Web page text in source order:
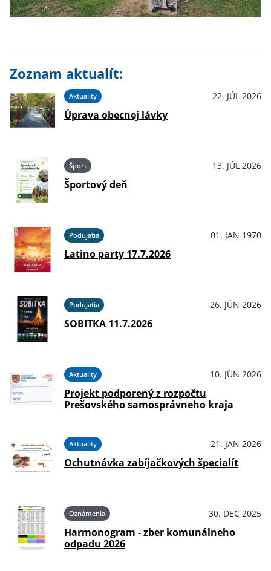
Zoznam aktualít:
Aktuality 22. JÚL 2026
Úprava obecnej lávky
Šport 13. JÚL 2026
Športový deň
Podujatia 01. JAN 1970
Latino party 17.7.2026
Podujatia 26. JÚN 2026
SOBITKA 11.7.2026
Aktuality 10. JÚN 2026
Projekt podporený z rozpočtu
Prešovského samosprávneho kraja
Aktuality 21. JAN 2026
Ochutnávka zabíjačkových špecialít
Oznámenia 30. DEC 2025
Harmonogram - zber komunálneho
odpadu 2026